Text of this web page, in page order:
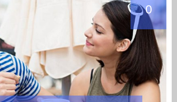
0